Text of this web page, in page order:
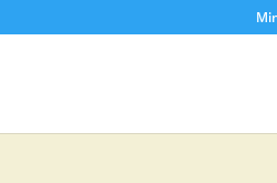
Products